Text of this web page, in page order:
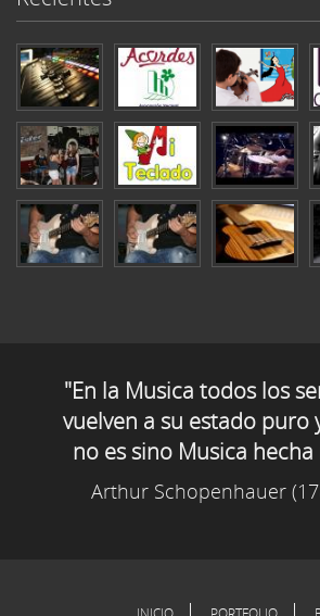
"En la Musica todos los
vuelven a su estado puro
no es sino Musica
Arthur Schopenhauer